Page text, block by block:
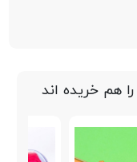
را هم خریده اند